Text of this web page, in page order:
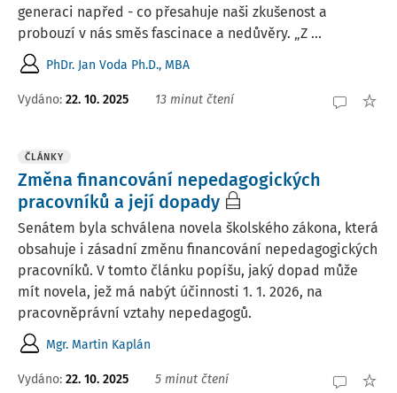
generaci napřed - co přesahuje naši zkušenost a
probouzí v nás směs fascinace a nedůvěry. „Z ...
PhDr. Jan Voda Ph.D., MBA
Vydáno: 22. 10. 2025 13 minut čtení
ČLÁNKY
Změna financování nepedagogických
pracovníků a její dopady
Senátem byla schválena novela školského zákona, která
obsahuje i zásadní změnu financování nepedagogických
pracovníků. V tomto článku popíšu, jaký dopad může
mít novela, jež má nabýt účinnosti 1. 1. 2026, na
pracovněprávní vztahy nepedagogů.
Mgr. Martin Kaplán
Vydáno: 22. 10. 2025 5 minut čtení